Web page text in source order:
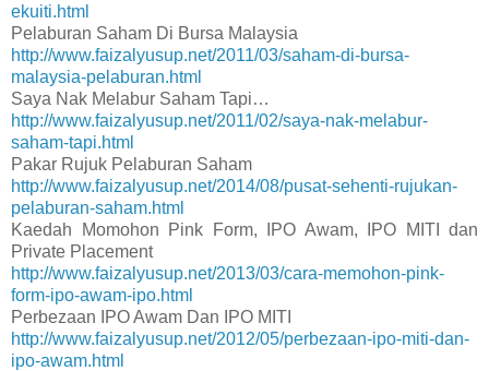
ekuiti.html
Pelaburan Saham Di Bursa Malaysia
http://www.faizalyusup.net/2011/03/saham-di-bursa-
malaysia-pelaburan.html
Saya Nak Melabur Saham Tapi…
http://www.faizalyusup.net/2011/02/saya-nak-melabur-
saham-tapi.html
Pakar Rujuk Pelaburan Saham
http://www.faizalyusup.net/2014/08/pusat-sehenti-rujukan-
pelaburan-saham.html
Kaedah Momohon Pink Form, IPO Awam, IPO MITI dan
Private Placement
http://www.faizalyusup.net/2013/03/cara-memohon-pink-
form-ipo-awam-ipo.html
Perbezaan IPO Awam Dan IPO MITI
http://www.faizalyusup.net/2012/05/perbezaan-ipo-miti-dan-
ipo-awam.html